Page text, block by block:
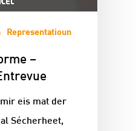
Representatioun
–
eis mat der
Sécherheet,